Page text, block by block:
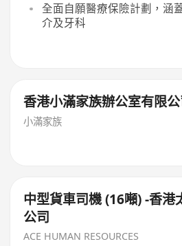
全面自願醫療保險計劃，涵
介及牙科
香港小滿家族辦公室有限
小滿家族
中型貨車司機 (16噸) -香港
公司
ACE HUMAN RESOURCES